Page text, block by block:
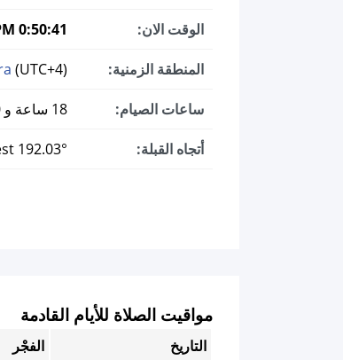
الوقت الان: 0:50:42 PM
المنطقة الزمنية: (UTC+4)
ساعات الصيام:
أتجاه القبلة:
مواقيت الصلاة للأيام القادمة
التاريخ الفجْر